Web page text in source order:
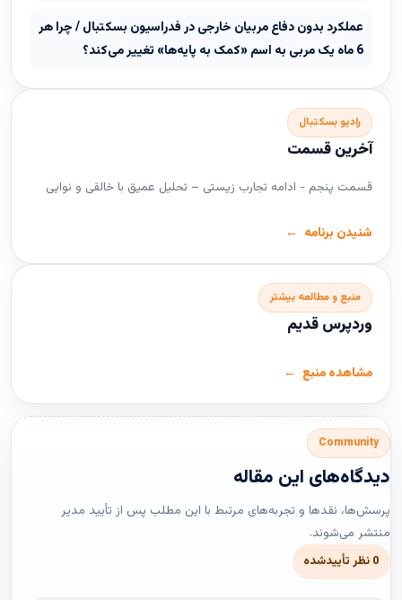
عملکرد بدون دفاع مربیان خارجی در فدراسیون بسکتبال / چرا هر
6 ماه یک مربی به اسم «کمک به پایه‌ها» تغییر می‌کند؟
رادیو بسکتبال
آخرین قسمت
قسمت پنجم - ادامه تجارب زیستی – تحلیل عمیق با خالقی و نوایی
شنیدن برنامه
منبع و مطالعه بیشتر
وردپرس قدیم
مشاهده منبع
Community
دیدگاه‌های این مقاله
پرسش‌ها، نقدها و تجربه‌های مرتبط با این مطلب پس از تأیید مدیر
منتشر می‌شوند.
0 نظر تأییدشده